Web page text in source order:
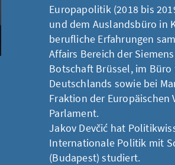
Europapolitik (2018 bis
und dem Auslandsbüro in
berufliche Erfahrungen
Affairs Bereich der
Botschaft Brüssel, im Büro
Deutschlands sowie bei
Fraktion der Europäischen
Parlament.
Jakov Devčić hat
Internationale Politik mit
(Budapest) studiert.